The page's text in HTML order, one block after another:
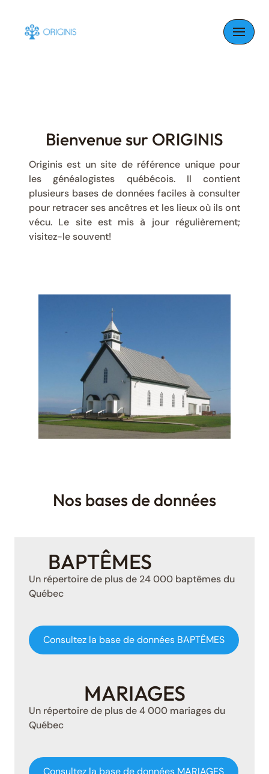
Skip
Bienvenue sur ORIGINIS
Originis est un site de référence unique pour
les généalogistes québécois. Il contient
plusieurs bases de données faciles à consulter
pour retracer ses ancêtres et les lieux où ils ont
vécu. Le site est mis à jour régulièrement;
visitez-le souvent!
Nos bases de données
BAPTÊMES
Un répertoire de plus de 24 000 baptêmes du
Québec
Consultez la base de données BAPTÊMES
MARIAGES
Un répertoire de plus de 4 000 mariages du
Québec